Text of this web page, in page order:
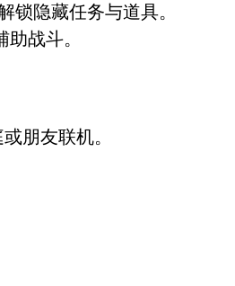
隐藏任务与道具。
战斗。
朋友联机。